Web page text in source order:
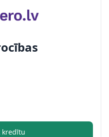
kredītu